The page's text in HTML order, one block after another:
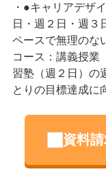
●キャリアデザ
日・週２日・週３
ペースで無理のな
コース：講義授業
習塾（週２日）の
とりの目標達成に
資料